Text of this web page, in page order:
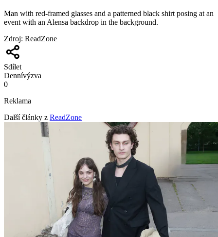
Man with red-framed glasses and a patterned black shirt posing at an
event with an Alensa backdrop in the background.
Zdroj: ReadZone
Sdílet
Dennívýzva
0
Reklama
Další články z ReadZone